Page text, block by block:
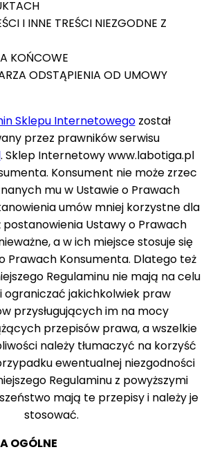
I INNE TREŚCI NIEZGODNE Z
KOŃCOWE
ODSTĄPIENIA OD UMOWY
Sklepu Internetowegozostał
przez prawników serwisu
. Sklep Internetowy www.labotiga.pl
Konsument nie może zrzec
mu w Ustawie o Prawach
umów mniej korzystne dla
postanowienia Ustawy o Prawach
a w ich miejsce stosuje się
Prawach Konsumenta. Dlatego też
Regulaminu nie mają na celu
ograniczać jakichkolwiek praw
przysługujących im na mocy
przepisów prawa, a wszelkie
należy tłumaczyć na korzyść
ewentualnej niezgodności
Regulaminu z powyższymi
mają te przepisy i należy je
stosować.
OGÓLNE